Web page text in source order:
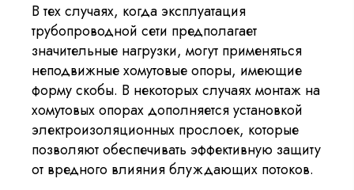
В тех случаях, когда эксплуатация
трубопроводной сети предполагает
значительные нагрузки, могут применяться
неподвижные хомутовые опоры, имеющие
форму скобы. В некоторых случаях монтаж на
хомутовых опорах дополняется установкой
электроизоляционных прослоек, которые
позволяют обеспечивать эффективную защиту
от вредного влияния блуждающих потоков.